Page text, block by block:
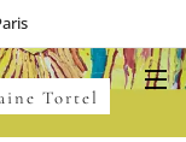
Tortel